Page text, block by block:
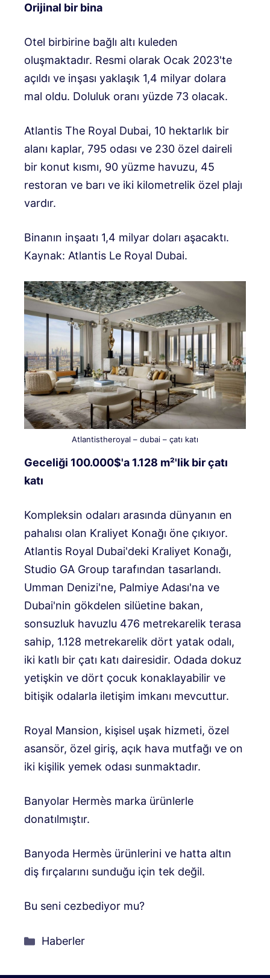
Orijinal bir bina
Otel birbirine bağlı altı kuleden
oluşmaktadır. Resmi olarak Ocak 2023'te
açıldı ve inşası yaklaşık 1,4 milyar dolara
mal oldu. Doluluk oranı yüzde 73 olacak.
Atlantis The Royal Dubai, 10 hektarlık bir
alanı kaplar, 795 odası ve 230 özel daireli
bir konut kısmı, 90 yüzme havuzu, 45
restoran ve barı ve iki kilometrelik özel plajı
vardır.
Binanın inşaatı 1,4 milyar doları aşacaktı.
Kaynak: Atlantis Le Royal Dubai.
Atlantistheroyal – dubai – çatı katı
Geceliği 100.000$'a 1.128 m²'lik bir çatı
katı
Kompleksin odaları arasında dünyanın en
pahalısı olan Kraliyet Konağı öne çıkıyor.
Atlantis Royal Dubai'deki Kraliyet Konağı,
Studio GA Group tarafından tasarlandı.
Umman Denizi'ne, Palmiye Adası'na ve
Dubai'nin gökdelen silüetine bakan,
sonsuzluk havuzlu 476 metrekarelik terasa
sahip, 1.128 metrekarelik dört yatak odalı,
iki katlı bir çatı katı dairesidir. Odada dokuz
yetişkin ve dört çocuk konaklayabilir ve
bitişik odalarla iletişim imkanı mevcuttur.
Royal Mansion, kişisel uşak hizmeti, özel
asansör, özel giriş, açık hava mutfağı ve on
iki kişilik yemek odası sunmaktadır.
Banyolar Hermès marka ürünlerle
donatılmıştır.
Banyoda Hermès ürünlerini ve hatta altın
diş fırçalarını sunduğu için tek değil.
Bu seni cezbediyor mu?
Kategoriler
Haberler